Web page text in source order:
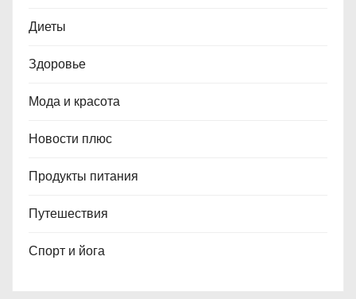
Диеты
Здоровье
Мода и красота
Новости плюс
Продукты питания
Путешествия
Спорт и йога